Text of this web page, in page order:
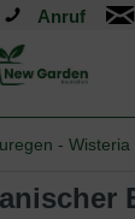
Anruf
- Wisteria